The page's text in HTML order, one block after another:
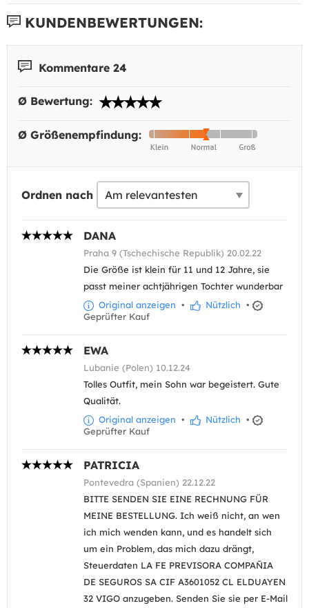
KUNDENBEWERTUNGEN:
Kommentare 24
Ø Bewertung:
Ø Größenempfindung:
Ordnen nach
DANA
Praha 9 (Tschechische Republik) 20.02.22
Die Größe ist klein für 11 und 12 Jahre, sie
passt meiner achtjährigen Tochter wunderbar
Original anzeigen • Nützlich •
Geprüfter Kauf
EWA
Lubanie (Polen) 10.12.24
Tolles Outfit, mein Sohn war begeistert. Gute
Qualität.
Original anzeigen • Nützlich •
Geprüfter Kauf
PATRICIA
Pontevedra (Spanien) 22.12.22
BITTE SENDEN SIE EINE RECHNUNG FÜR
MEINE BESTELLUNG. Ich weiß nicht, an wen
ich mich wenden kann, und es handelt sich
um ein Problem, das mich dazu drängt,
Steuerdaten LA FE PREVISORA COMPAÑIA
DE SEGUROS SA CIF A3601052 CL ELDUAYEN
32 VIGO anzugeben. Senden Sie sie per E-Mail